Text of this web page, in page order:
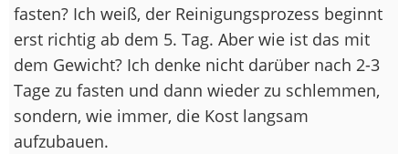
fasten? Ich weiß, der Reinigungsprozess beginnt
erst richtig ab dem 5. Tag. Aber wie ist das mit
dem Gewicht? Ich denke nicht darüber nach 2-3
Tage zu fasten und dann wieder zu schlemmen,
sondern, wie immer, die Kost langsam
aufzubauen.